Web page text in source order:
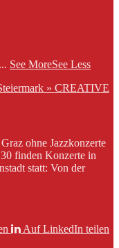
... See MoreSee Less
» CREATIVE
ohne Jazzkonzerte
finden Konzerte in
statt: Von der
Auf LinkedIn teilen